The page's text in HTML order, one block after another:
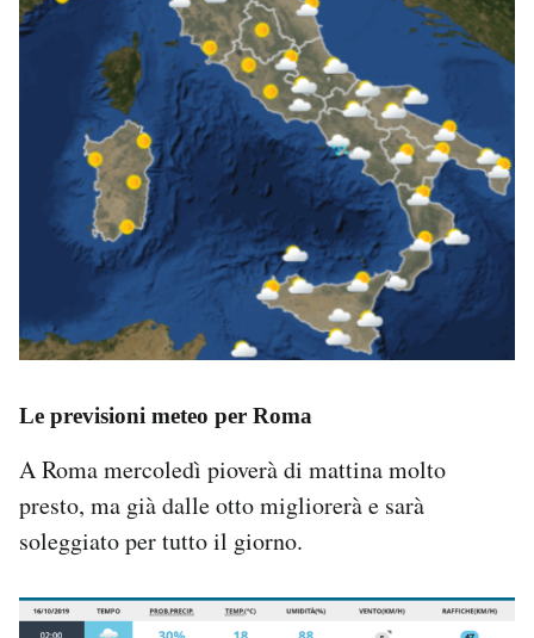
Le previsioni meteo per Roma
A Roma mercoledì pioverà di mattina molto
presto, ma già dalle otto migliorerà e sarà
soleggiato per tutto il giorno.